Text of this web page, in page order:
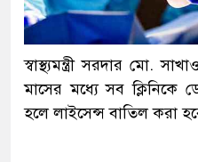
স্বাস্থ্যমন্ত্রী সরদার মো.
মাসের মধ্যে সব ক্লিনিকে
হলে লাইসেন্স বাতিল করা